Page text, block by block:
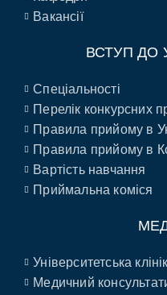
Вакансії
ВСТУП ДО
Спеціальності
Перелік конкурсних
Правила прийому в
Правила прийому в
Вартість навчання
Приймальна коміся
Університетська
Медичний